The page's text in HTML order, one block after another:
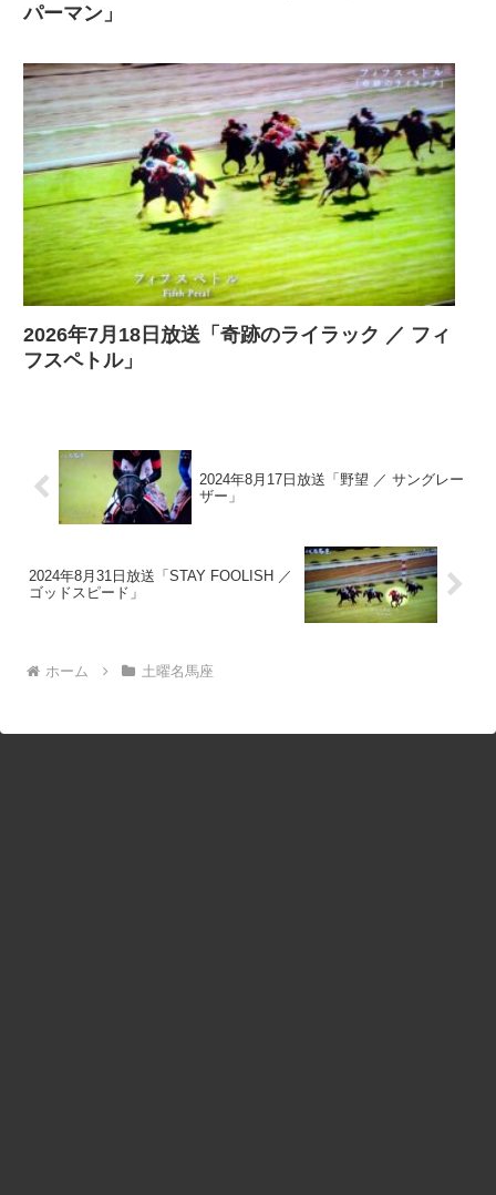
パーマン」
2026年7月18日放送「奇跡のライラック ／ フィ
フスペトル」
2024年8月17日放送「野望 ／ サングレー
ザー」
2024年8月31日放送「STAY FOOLISH ／
ゴッドスピード」
ホーム 土曜名馬座